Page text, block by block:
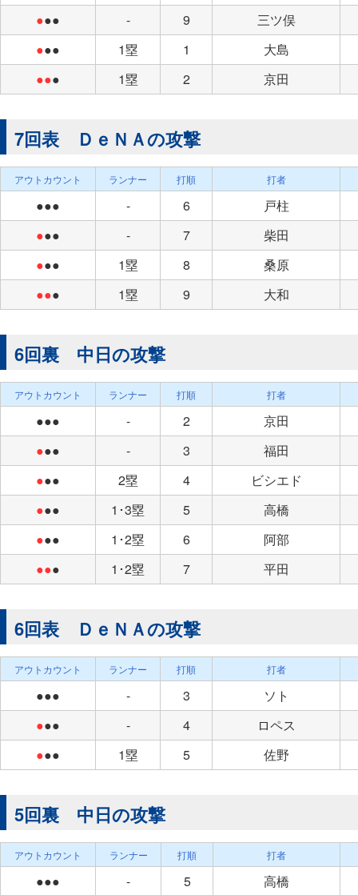
●●● - 9
三ツ俣
●●● 1塁 1
大島
●●● 1塁 2 京田
7回表 ＤｅＮＡの攻撃
アウトカウント ランナー 打順 打者
●●● - 6
戸柱
●●● - 7
柴田
●●● 1塁 8
桑原
●●● 1塁 9 大和
6回裏 中日の攻撃
アウトカウント ランナー 打順 打者
●●● - 2
京田
●●● - 3
福田
●●● 2塁 4
ビシエド
●●● 1･3塁 5
高橋
●●● 1･2塁 6
阿部
●●● 1･2塁 7 平田
6回表 ＤｅＮＡの攻撃
アウトカウント ランナー 打順 打者
●●● - 3
ソト
●●● - 4
ロペス
●●● 1塁 5 佐野
5回裏 中日の攻撃
アウトカウント ランナー 打順 打者
●●● - 5
高橋